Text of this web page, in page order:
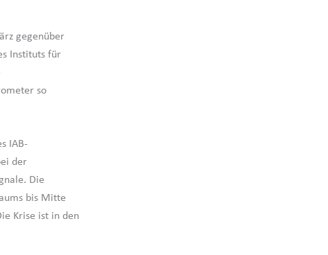
gegenüber
Instituts für
so
IAB-
der
Die
bis Mitte
Krise ist in den